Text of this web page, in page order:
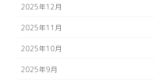
2025年12月
2025年11月
2025年10月
2025年9月